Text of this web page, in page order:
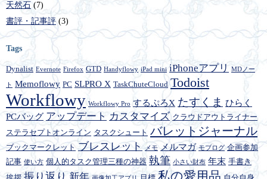
天然石 (7)
書評・記事評(3)
Tags
Dynalist Evernote Firefox GTD Handyflowy iPad mini iPhoneアプリ MDノー
ト Memoflowy PC SLPRO X TaskChuteCloud Todoist
Workflowy Workflowy Pro するぷろX たすくま ひらく
PCバッグ アップデート カスタマイズ クラウドアウトライナー
ステラセプトオンライン タスクシュート バレットジャーナル
ブックマークレット ブレスレット メモ メルマガ モブログ 企画参加
記事 使い方 個人的タスク管理三種の神器 執筆 小さい財布 年末 手書き
私の愛用品